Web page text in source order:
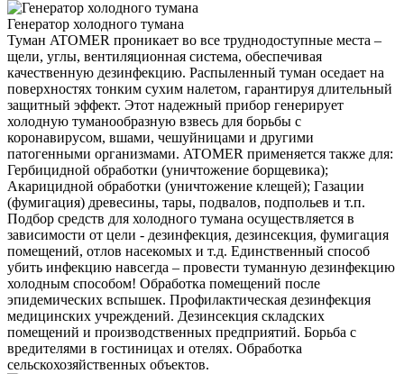
Генератор холодного тумана
Туман ATOMER проникает во все труднодоступные места –
щели, углы, вентиляционная система, обеспечивая
качественную дезинфекцию. Распыленный туман оседает на
поверхностях тонким сухим налетом, гарантируя длительный
защитный эффект. Этот надежный прибор генерирует
холодную туманообразную взвесь для борьбы с
коронавирусом, вшами, чешуйницами и другими
патогенными организмами. ATOMER применяется также для:
Гербицидной обработки (уничтожение борщевика);
Акарицидной обработки (уничтожение клещей); Газации
(фумигация) древесины, тары, подвалов, подпольев и т.п.
Подбор средств для холодного тумана осуществляется в
зависимости от цели - дезинфекция, дезинсекция, фумигация
помещений, отлов насекомых и т.д. Единственный способ
убить инфекцию навсегда – провести туманную дезинфекцию
холодным способом! Обработка помещений после
эпидемических вспышек. Профилактическая дезинфекция
медицинских учреждений. Дезинсекция складских
помещений и производственных предприятий. Борьба с
вредителями в гостиницах и отелях. Обработка
сельскохозяйственных объектов.